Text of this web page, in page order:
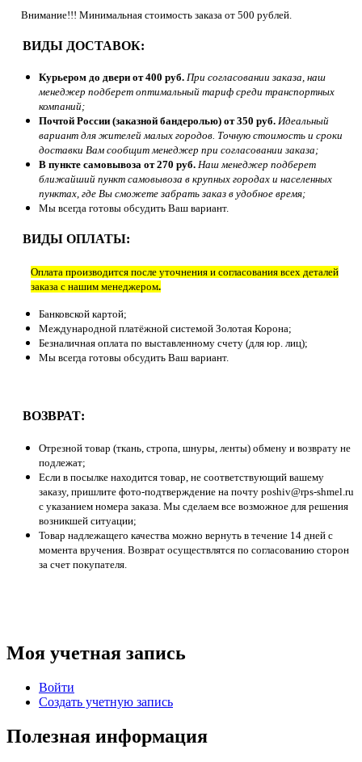
Внимание!!! Минимальная стоимость заказа от 500 рублей.
ВИДЫ ДОСТАВОК:
Курьером до двери от 400 руб. При согласовании заказа, наш
менеджер подберет оптимальный тариф среди транспортных
компаний;
Почтой России (заказной бандеролью) от 350 руб. Идеальный
вариант для жителей малых городов. Точную стоимость и сроки
доставки Вам сообщит менеджер при согласовании заказа;
В пункте самовывоза от 270 руб. Наш менеджер подберет
ближайший пункт самовывоза в крупных городах и населенных
пунктах, где Вы сможете забрать заказ в удобное время;
Мы всегда готовы обсудить Ваш вариант.
ВИДЫ ОПЛАТЫ:
Оплата производится после уточнения и согласования всех деталей
заказа с нашим менеджером.
Банковской картой;
Международной платёжной системой Золотая Корона;
Безналичная оплата по выставленному счету (для юр. лиц);
Мы всегда готовы обсудить Ваш вариант.
ВОЗВРАТ:
Отрезной товар (ткань, стропа, шнуры, ленты) обмену и возврату не
подлежат;
Если в посылке находится товар, не соответствующий вашему
заказу, пришлите фото-подтверждение на почту poshiv@rps-shmel.ru
с указанием номера заказа. Мы сделаем все возможное для решения
возникшей ситуации;
Товар надлежащего качества можно вернуть в течение 14 дней с
момента вручения. Возврат осуществлятся по согласованию сторон
за счет покупателя.
Моя учетная запись
Войти
Создать учетную запись
Полезная информация